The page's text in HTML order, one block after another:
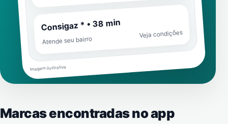
Consigaz * • 38 min
Atende seu bairro
Veja condições
Imagem ilustrativa
Marcas encontradas no app